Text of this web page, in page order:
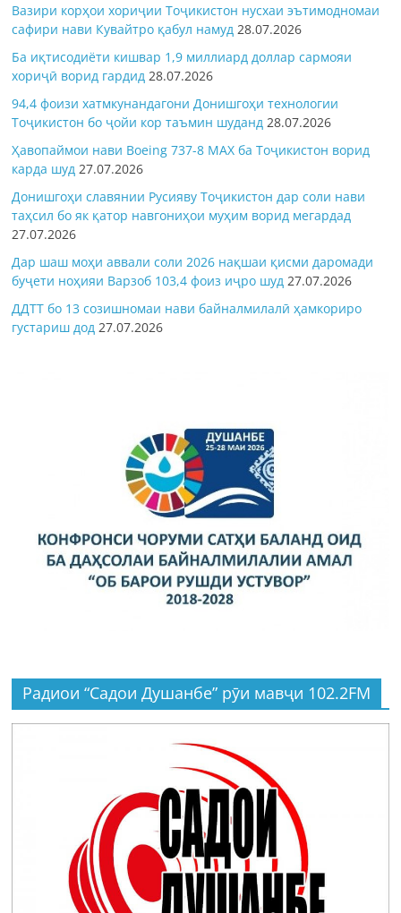
Вазири корҳои хориҷии Тоҷикистон нусхаи эътимодномаи
сафири нави Кувайтро қабул намуд 28.07.2026
Ба иқтисодиёти кишвар 1,9 миллиард доллар сармояи
хориҷӣ ворид гардид 28.07.2026
94,4 фоизи хатмкунандагони Донишгоҳи технологии
Тоҷикистон бо ҷойи кор таъмин шуданд 28.07.2026
Ҳавопаймои нави Boeing 737-8 MAX ба Тоҷикистон ворид
карда шуд 27.07.2026
Донишгоҳи славянии Русияву Тоҷикистон дар соли нави
таҳсил бо як қатор навгониҳои муҳим ворид мегардад
27.07.2026
Дар шаш моҳи аввали соли 2026 нақшаи қисми даромади
буҷети ноҳияи Варзоб 103,4 фоиз иҷро шуд 27.07.2026
ДДТТ бо 13 созишномаи нави байналмилалӣ ҳамкориро
густариш дод 27.07.2026
Радиои “Садои Душанбе” рӯи мавҷи 102.2FM